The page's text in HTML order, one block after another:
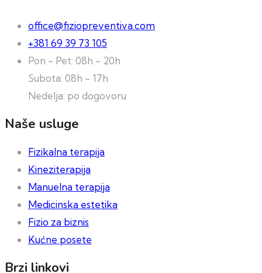
office@fiziopreventiva.com
+381 69 39 73 105
Pon - Pet: 08h - 20h
Subota: 08h - 17h
Nedelja: po dogovoru
Naše usluge
Fizikalna terapija
Kineziterapija
Manuelna terapija
Medicinska estetika
Fizio za biznis
Kućne posete
Brzi linkovi